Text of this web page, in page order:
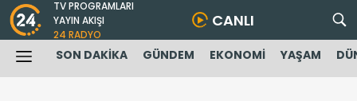
TV PROGRAMLARI
YAYIN AKIŞI
24 RADYO
CANLI
SON DAKİKA GÜNDEM EKONOMİ YAŞAM